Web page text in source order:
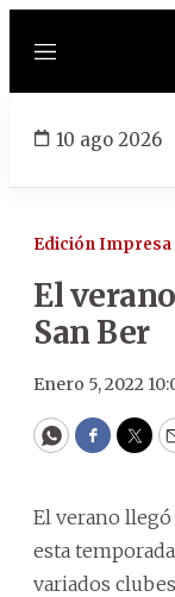
Menú
10 ago 2026
Edición Impresa
El
San Ber
Enero 5, 2022
WhatsApp
El verano
esta
variados